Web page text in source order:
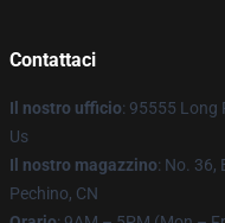
Contattaci
Il nostro ufficio: 95555 Long
Us
Il nostro magazzino: No. 36,
Pechino, CN